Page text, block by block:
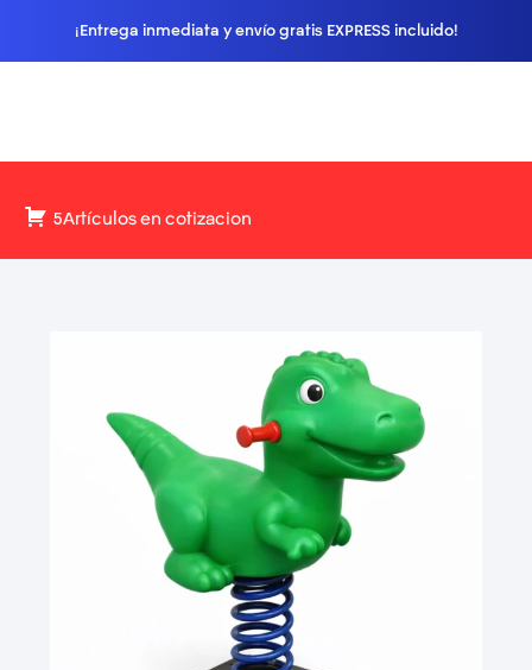
¡Entrega inmediata y envío gratis EXPRESS incluido!
5Artículos en cotizacion